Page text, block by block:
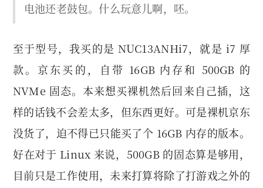
电池还老鼓包。什么玩意儿啊，呸。
至于型号，我买的是 NUC13ANHi7，就是 i7 厚
款。京东买的，自带 16GB 内存和 500GB 的
NVMe 固态。本来想买裸机然后回来自己插，这
样的话钱不会差太多，但东西更好。可是裸机京东
没货了，迫不得已只能买了个 16GB 内存的版本。
好在对于 Linux 来说，500GB 的固态算是够用，
目前只是工作使用，未来打算将除了打游戏之外的